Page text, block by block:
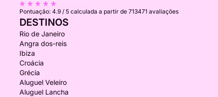
Pontuação: 4.9 / 5 calculada a partir de 713471 avaliações
DESTINOS
Rio de Janeiro
Angra dos-reis
Ibiza
Croácia
Grécia
Aluguel Veleiro
Aluguel Lancha